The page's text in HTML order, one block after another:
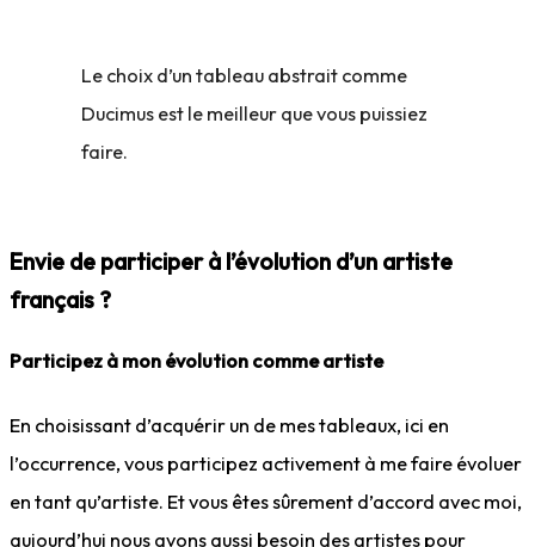
Le choix d’un tableau abstrait comme
Ducimus est le meilleur que vous puissiez
faire.
Envie de participer à l’évolution d’un artiste
français ?
Participez à mon évolution comme artiste
En choisissant d’acquérir un de mes tableaux, ici en
l’occurrence, vous participez activement à me faire évoluer
en tant qu’artiste. Et vous êtes sûrement d’accord avec moi,
aujourd’hui nous avons aussi besoin des artistes pour